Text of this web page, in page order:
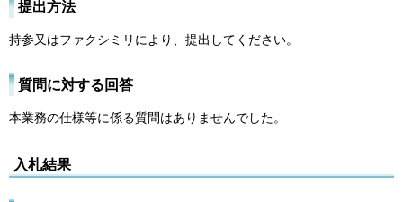
提出方法
持参又はファクシミリにより、提出してください。
質問に対する回答
本業務の仕様等に係る質問はありませんでした。
入札結果